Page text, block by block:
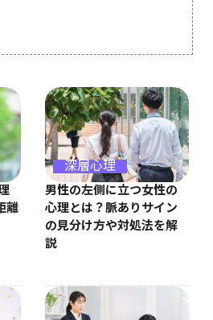
離
深層心理
男性の左側に立つ女性の
心理とは？脈ありサイン
の見分け方や対処法を解
説